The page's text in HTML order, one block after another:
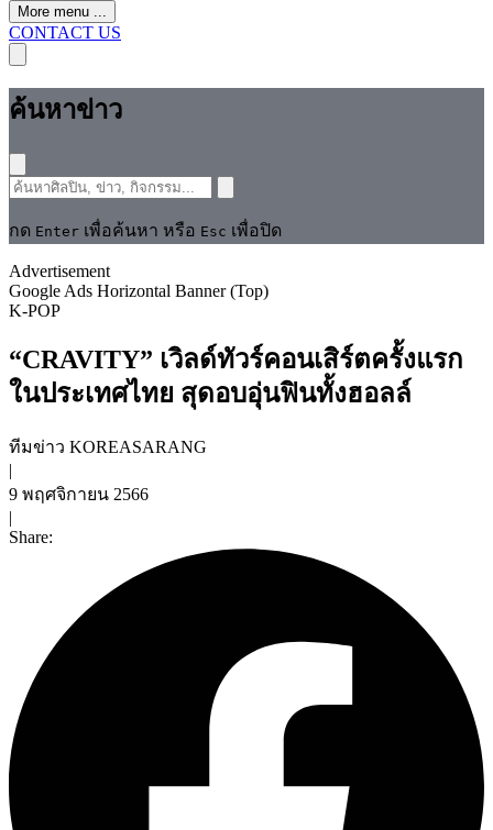
More menu ...
CONTACT US
ค้นหาข่าว
กด Enter เพื่อค้นหา หรือ Esc เพื่อปิด
Advertisement
Google Ads Horizontal Banner (Top)
K-POP
“CRAVITY” เวิลด์ทัวร์คอนเสิร์ตครั้งแรก
ในประเทศไทย สุดอบอุ่นฟินทั้งฮอลล์
ทีมข่าว KOREASARANG
|
9 พฤศจิกายน 2566
|
Share: